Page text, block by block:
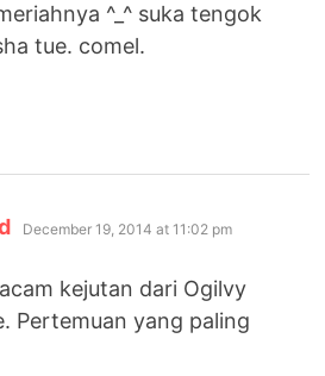
^_^ suka tengok
tue. comel.
says:
December 19, 2014 at 11:02 pm
kejutan dari Ogilvy
Pertemuan yang paling